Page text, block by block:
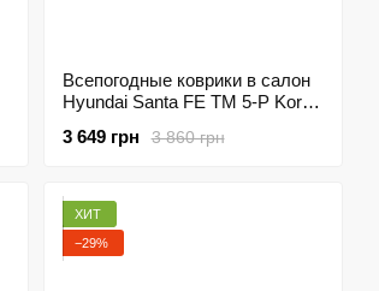
Всепогодные коврики в салон
Hyundai Santa FE TM 5-P Korea
Coverage
3 860 грн
3 649 грн
ХИТ
−29%